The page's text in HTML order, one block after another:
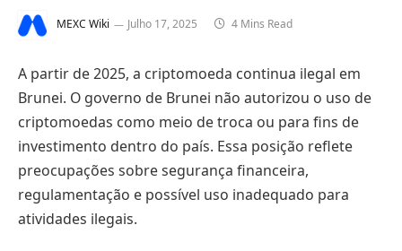
MEXC Wiki Julho 17, 2025 4 Mins Read
A partir de 2025, a criptomoeda continua ilegal em
Brunei. O governo de Brunei não autorizou o uso de
criptomoedas como meio de troca ou para fins de
investimento dentro do país. Essa posição reflete
preocupações sobre segurança financeira,
regulamentação e possível uso inadequado para
atividades ilegais.